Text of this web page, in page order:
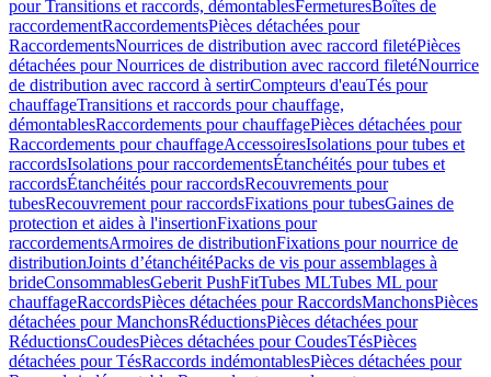
pour Transitions et raccords, démontablesFermeturesBoîtes de
raccordementRaccordementsPièces détachées pour
RaccordementsNourrices de distribution avec raccord filetéPièces
détachées pour Nourrices de distribution avec raccord filetéNourrice
de distribution avec raccord à sertirCompteurs d'eauTés pour
chauffageTransitions et raccords pour chauffage,
démontablesRaccordements pour chauffagePièces détachées pour
Raccordements pour chauffageAccessoiresIsolations pour tubes et
raccordsIsolations pour raccordementsÉtanchéités pour tubes et
raccordsÉtanchéités pour raccordsRecouvrements pour
tubesRecouvrement pour raccordsFixations pour tubesGaines de
protection et aides à l'insertionFixations pour
raccordementsArmoires de distributionFixations pour nourrice de
distributionJoints d’étanchéitéPacks de vis pour assemblages à
brideConsommablesGeberit PushFitTubes MLTubes ML pour
chauffageRaccordsPièces détachées pour RaccordsManchonsPièces
détachées pour ManchonsRéductionsPièces détachées pour
RéductionsCoudesPièces détachées pour CoudesTésPièces
détachées pour TésRaccords indémontablesPièces détachées pour